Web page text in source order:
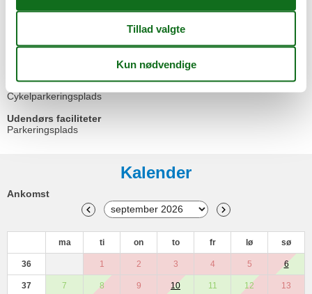
Radio
Sengelinned kan lejes mod betaling
Balkon / Loggia
Cykelparkeringsplads
Udendørs faciliteter
Parkeringsplads
Kalender
Ankomst
ma ti on to fr lø sø
36 1 2 3 4 5 6
37 7 8 9 10 11 12 13